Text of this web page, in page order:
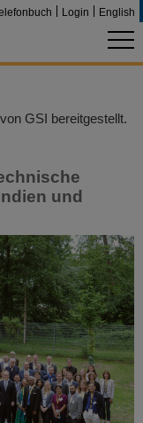
Login English
GSI bereitgestellt.
und